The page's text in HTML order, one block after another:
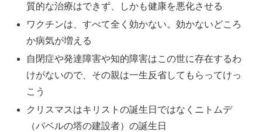
質的な治療はできず、しかも健康を悪化させる
ワクチンは、すべて全く効かない。効かないどころ
か病気が増える
自閉症や発達障害や知的障害はこの世に存在するわ
けがないので、その親は一生反省してもらってけっ
こう
クリスマスはキリストの誕生日ではなくニトムデ
（バベルの塔の建設者）の誕生日